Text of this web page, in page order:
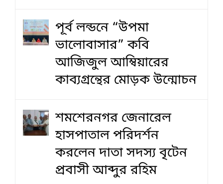
পূর্ব লন্ডনে “উপমা
ভালোবাসার” কবি
আজিজুল আম্বিয়ারের
কাব্যগ্রন্থের মোড়ক উন্মোচন
শমশেরনগর জেনারেল
হাসপাতাল পরিদর্শন
করলেন দাতা সদস্য বৃটেন
প্রবাসী আব্দুর রহিম